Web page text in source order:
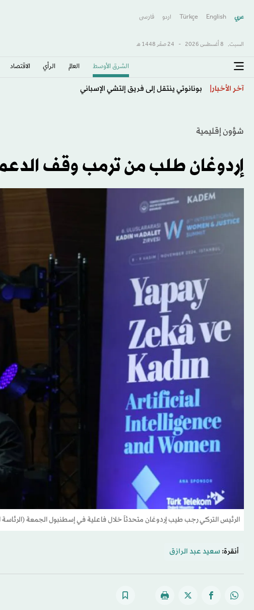
عربي English
Türkçe اردو فارسى
السبت, 8 أغسطس 2026 - 24 صفَر 1448 هـ
الشرق الأوسط​ العالم الرأي الاقتصاد
آخر الأخبار بونانوتي ينتقل إلى فريق إلتشي الإسباني
شؤون إقليمية
إردوغان طلب من ترمب وقف الدعم
الرئيس التركي رجب طيب إردوغان متحدثاً خلال فاعلية في إسطنبول الجمعة (الرئاسة
أنقرة: سعيد عبد الرازق